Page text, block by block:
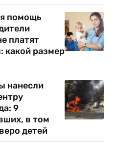
помощь
платят
какой размер
нанесли
9
в том
детей